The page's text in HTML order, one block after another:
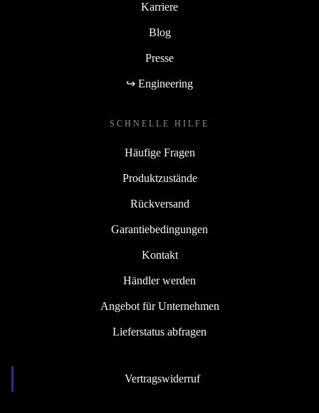
Karriere
Blog
Presse
↪ Engineering
SCHNELLE HILFE
Häufige Fragen
Produktzustände
Rückversand
Garantiebedingungen
Kontakt
Händler werden
Angebot für Unternehmen
Lieferstatus abfragen
Vertragswiderruf